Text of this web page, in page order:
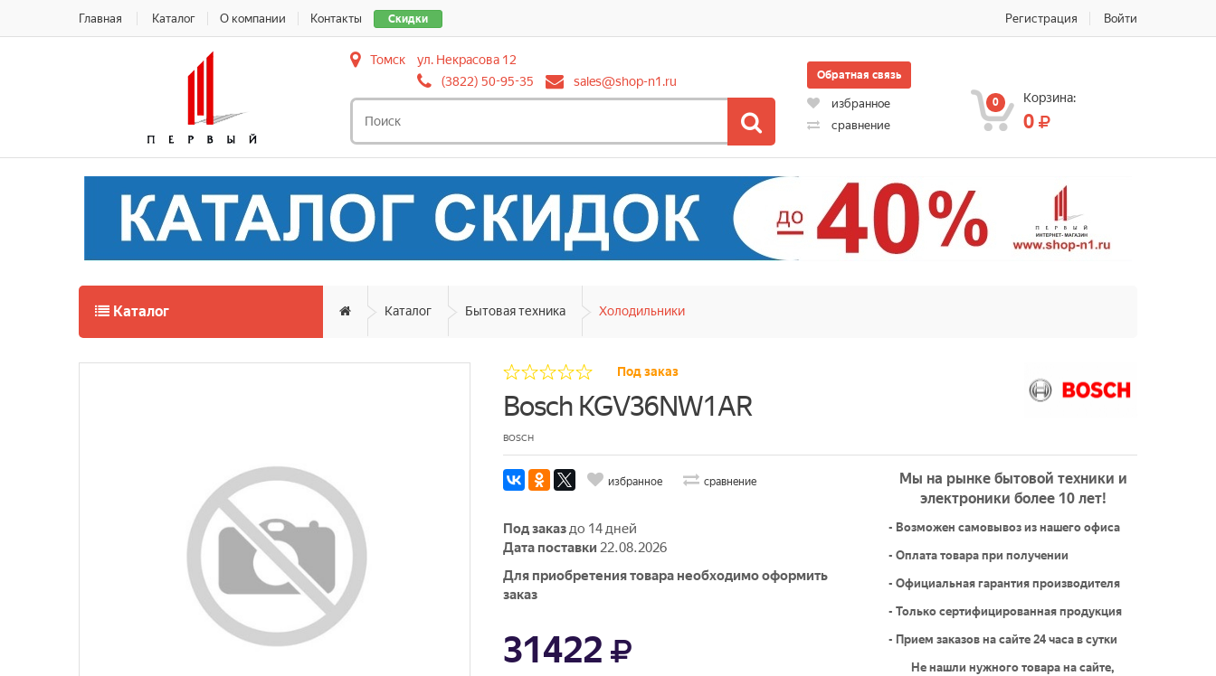
Скидки
Главная Каталог О компании Контакты Регистрация Войти
Томск
ул. Некрасова 12
(3822) 50-95-35
sales@shop-n1.ru Обратная связь
избранное
сравнение
0 Корзина:
0
Каталог Каталог Бытовая техника Холодильники
Под заказ
Bosch KGV36NW1AR
BOSCH
избранное сравнение
Под заказдо 14 дней
Дата поставки 22.08.2026
Для приобретения товара необходимо оформить
заказ
31422
Мы на рынке бытовой техники и
электроники более 10 лет!
- Возможен самовывоз из нашего офиса
- Оплата товара при получении
- Официальная гарантия производителя
- Только сертифицированная продукция
- Прием заказов на сайте 24 часа в сутки
Не нашли нужного товара на сайте,